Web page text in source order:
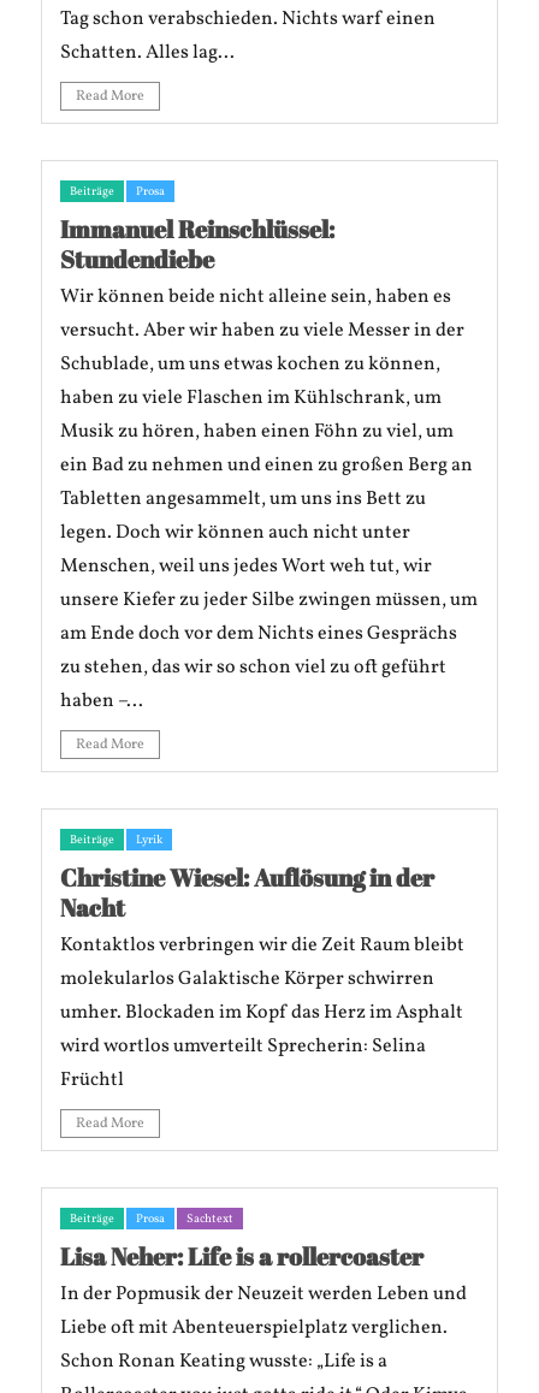
Tag schon verabschieden. Nichts warf einen
Schatten. Alles lag...
Read More
Beiträge Prosa
Immanuel Reinschlüssel:
Stundendiebe
Wir können beide nicht alleine sein, haben es
versucht. Aber wir haben zu viele Messer in der
Schublade, um uns etwas kochen zu können,
haben zu viele Flaschen im Kühlschrank, um
Musik zu hören, haben einen Föhn zu viel, um
ein Bad zu nehmen und einen zu großen Berg an
Tabletten angesammelt, um uns ins Bett zu
legen. Doch wir können auch nicht unter
Menschen, weil uns jedes Wort weh tut, wir
unsere Kiefer zu jeder Silbe zwingen müssen, um
am Ende doch vor dem Nichts eines Gesprächs
zu stehen, das wir so schon viel zu oft geführt
haben –...
Read More
Beiträge Lyrik
Christine Wiesel: Auflösung in der
Nacht
Kontaktlos verbringen wir die Zeit Raum bleibt
molekularlos Galaktische Körper schwirren
umher. Blockaden im Kopf das Herz im Asphalt
wird wortlos umverteilt Sprecherin: Selina
Früchtl
Read More
Beiträge Prosa Sachtext
Lisa Neher: Life is a rollercoaster
In der Popmusik der Neuzeit werden Leben und
Liebe oft mit Abenteuerspielplatz verglichen.
Schon Ronan Keating wusste: „Life is a